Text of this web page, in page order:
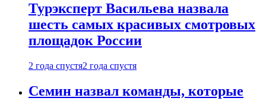
Турэксперт Васильева назвала
шесть самых красивых смотровых
площадок России
2 года спустя2 года спустя
Семин назвал команды, которые